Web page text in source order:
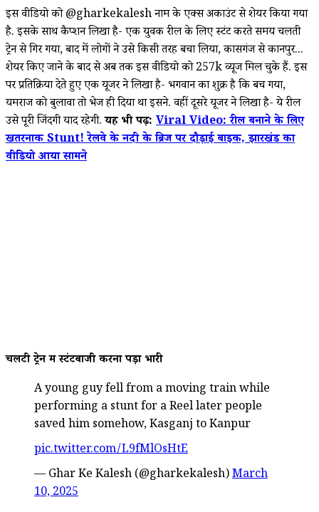
इस वीडियो को @gharkekalesh नाम के एक्स अकाउंट से शेयर किया गया
है. इसके साथ कैप्शन लिखा है- एक युवक रील के लिए स्टंट करते समय चलती
ट्रेन से गिर गया, बाद में लोगों ने उसे किसी तरह बचा लिया, कासगंज से कानपुर...
शेयर किए जाने के बाद से अब तक इस वीडियो को 257k व्यूज मिल चुके हैं. इस
पर प्रतिक्रिया देते हुए एक यूजर ने लिखा है- भगवान का शुक्र है कि बच गया,
यमराज को बुलावा तो भेज ही दिया था इसने. वहीं दूसरे यूजर ने लिखा है- ये रील
उसे पूरी जिंदगी याद रहेगी.यह भी पढ़ें: Viral Video: रील बनाने के लिए
खतरनाक Stunt! रेलवे के नदी के ब्रिज पर दौड़ाई बाइक, झारखंड का
वीडियो आया सामने
चलटी ट्रेन में स्टंटबाजी करना पड़ा भारी
A young guy fell from a moving train while
performing a stunt for a Reel later people
saved him somehow, Kasganj to Kanpur
pic.twitter.com/L9fMlOsHtE
— Ghar Ke Kalesh (@gharkekalesh)March
10, 2025